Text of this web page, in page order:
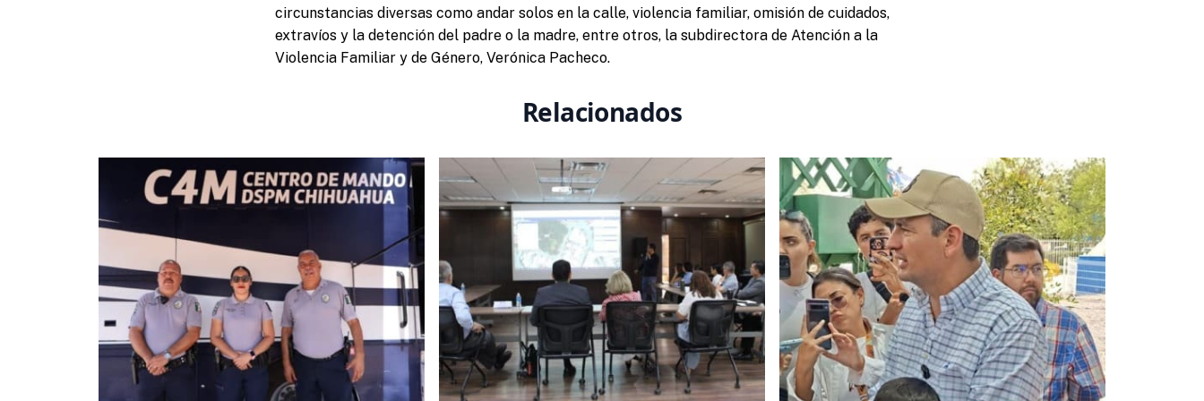
circunstancias diversas como andar solos en la calle, violencia familiar, omisión de cuidados,
extravíos y la detención del padre o la madre, entre otros, la subdirectora de Atención a la
Violencia Familiar y de Género, Verónica Pacheco.
Relacionados